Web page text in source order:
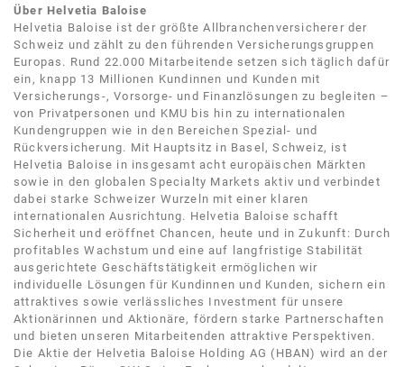
Über Helvetia Baloise
Helvetia Baloise ist der größte Allbranchenversicherer der
Schweiz und zählt zu den führenden Versicherungsgruppen
Europas. Rund 22.000 Mitarbeitende setzen sich täglich dafür
ein, knapp 13 Millionen Kundinnen und Kunden mit
Versicherungs-, Vorsorge- und Finanzlösungen zu begleiten –
von Privatpersonen und KMU bis hin zu internationalen
Kundengruppen wie in den Bereichen Spezial- und
Rückversicherung. Mit Hauptsitz in Basel, Schweiz, ist
Helvetia Baloise in insgesamt acht europäischen Märkten
sowie in den globalen Specialty Markets aktiv und verbindet
dabei starke Schweizer Wurzeln mit einer klaren
internationalen Ausrichtung. Helvetia Baloise schafft
Sicherheit und eröffnet Chancen, heute und in Zukunft: Durch
profitables Wachstum und eine auf langfristige Stabilität
ausgerichtete Geschäftstätigkeit ermöglichen wir
individuelle Lösungen für Kundinnen und Kunden, sichern ein
attraktives sowie verlässliches Investment für unsere
Aktionärinnen und Aktionäre, fördern starke Partnerschaften
und bieten unseren Mitarbeitenden attraktive Perspektiven.
Die Aktie der Helvetia Baloise Holding AG (HBAN) wird an der